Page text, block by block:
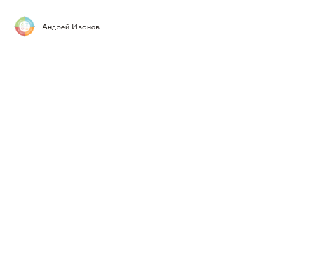
Андрей Иванов